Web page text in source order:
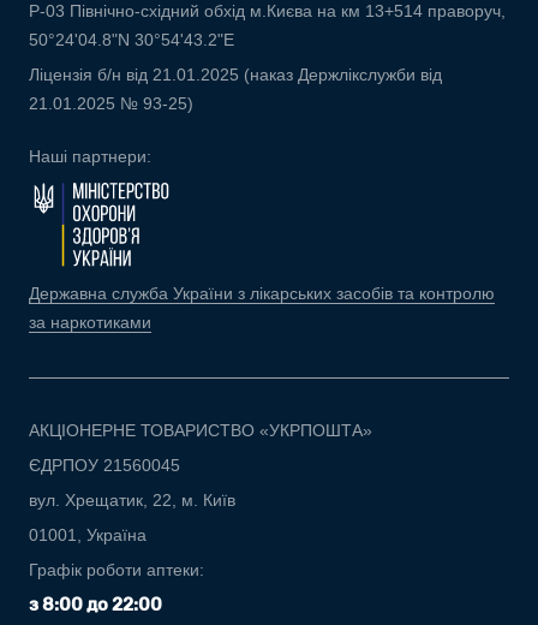
Р-03 Північно-східний обхід м.Києва на км 13+514 праворуч,
50°24'04.8"N 30°54'43.2"E
Ліцензія б/н від 21.01.2025 (наказ Держлікслужби від
21.01.2025 № 93-25)
Наші партнери:
Державна служба України з лікарських засобів та контролю
за наркотиками
АКЦІОНЕРНЕ ТОВАРИСТВО «УКРПОШТА»
ЄДРПОУ 21560045
вул. Хрещатик, 22, м. Київ
01001, Україна
Графік роботи аптеки:
з 8:00 до 22:00